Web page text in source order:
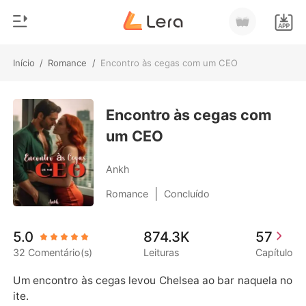
Início / Romance / Encontro às cegas com um CEO
Loja
Histórico
Sair
Baixar App
Gênero
Moderno
Lobisomem
Contos
Bilionários
Encontro às cegas com
um CEO
Ankh
Romance Concluído
5.0
32 Comentário(s)
874.3K
Leituras
57
Capítulo
Um encontro às cegas levou Chelsea ao bar naquela no
ite.